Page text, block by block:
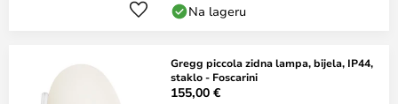
Na lageru
Gregg piccola zidna lampa, bijela, IP44,
staklo - Foscarini
155,00 €